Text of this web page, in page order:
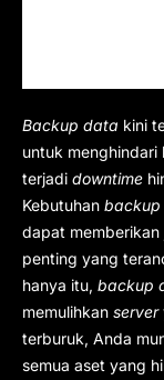
Backup data kini
untuk menghindari
terjadi downtime
Kebutuhan backup
dapat memberikan
penting yang
hanya itu, backup
memulihkan server
terburuk, Anda
semua aset yang